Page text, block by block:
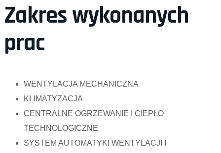
Zakres wykonanych
prac
WENTYLACJA MECHANICZNA
KLIMATYZACJA
CENTRALNE OGRZEWANIE I CIEPŁO
TECHNOLOGICZNE
SYSTEM AUTOMATYKI WENTYLACJI I